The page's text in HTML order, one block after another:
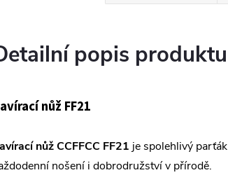
popis produktu
nůž FF21
nůž CCFFCC FF21 je spolehlivý
nošení i dobrodružství v přírodě.